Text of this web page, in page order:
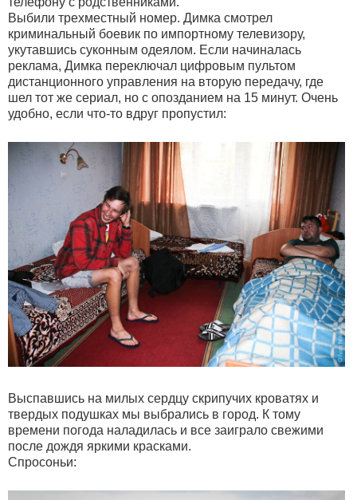
Выбили трехместный номер. Димка смотрел
криминальный боевик по импортному телевизору,
укутавшись суконным одеялом. Если начиналась
реклама, Димка переключал цифровым пультом
дистанционного управления на вторую передачу, где
шел тот же сериал, но с опозданием на 15 минут. Очень
удобно, если что-то вдруг пропустил:
Выспавшись на милых сердцу скрипучих кроватях и
твердых подушках мы выбрались в город. К тому
времени погода наладилась и все заиграло свежими
после дождя яркими красками.
Спросоньи: